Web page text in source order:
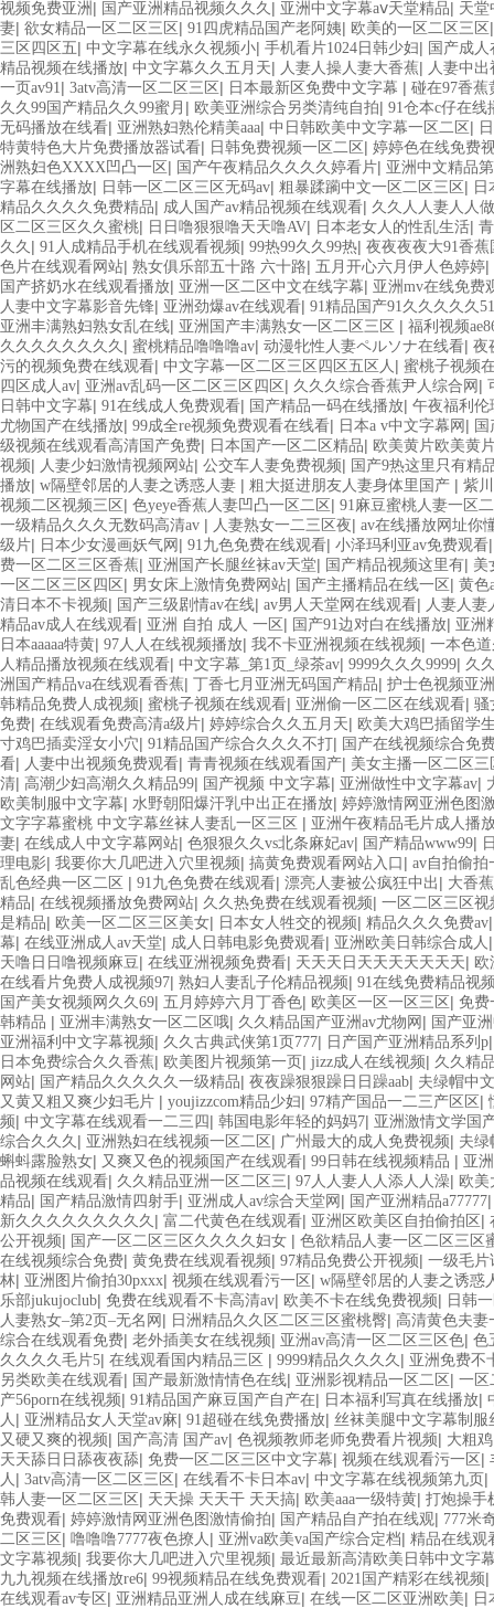
视频免费亚洲 | 国产亚洲精品视频久久久 | 亚洲中文字幕aⅴ天堂精品| 天堂
妻| 欲女精品一区二区三区 | 91四虎精品国产老阿姨| 欧美的一区二区三区
三区四区五| 中文字幕在线永久视频小| 手机看片1024日韩少妇| 国产成
精品视频在线播放| 中文字幕久久五月天| 人妻人操人妻大香蕉| 人妻中
一页av91| 3atv高清一区二区三区 | 日本最新区免费中文字幕 | 碰在97香蕉
久久99国产精品久久99蜜月 | 欧美亚洲综合另类清纯自拍| 91仓本c仔在线
无码播放在线看| 亚洲熟妇熟伦精美aaa| 中日韩欧美中文字幕一区二区 |
特黄特色大片免费播放器试看| 日韩免费视频一区二区 | 婷婷色在线免费
洲熟妇色XXXX凹凸一区 | 国产午夜精品久久久久婷看片| 亚洲中文精品
字幕在线播放| 日韩一区二区三区无码av| 粗暴蹂躏中文一区二区三区 | 日
精品久久久久免费精品| 成人国产av精品视频在线观看| 久久人人妻人人
区二区三区久久蜜桃| 日日噜狠狠噜天天噜AV| 日本老女人的性乱生活|
久久 | 91人成精品手机在线观看视频| 99热99久久99热| 夜夜夜夜大91香蕉
色片在线观看网站| 熟女俱乐部五十路 六十路| 五月开心六月伊人色婷婷|
国产挤奶水在线观看播放| 亚洲一区二区中文在线字幕| 亚洲mv在线免费
人妻中文字幕影音先锋| 亚洲劲爆av在线观看| 91精品国产91久久久久久51
亚洲丰满熟妇熟女乱在线| 亚洲国产丰满熟女一区二区三区 | 福利视频
久久久久久久久久 | 蜜桃精品噜噜噜av| 动漫牝性人妻ペルソナ在线看| 夜
污的视频免费在线观看| 中文字幕一区二区三区四区五区人 | 蜜桃子视频
四区成人av| 亚洲av乱码一区二区三区四区 | 久久久综合香蕉尹人综合网 |
日韩中文字幕| 91在线成人免费观看| 国产精品一码在线播放| 午夜福利伦
尤物国产在线播放| 99成全re视频免费观看在线看| 日本a v中文字幕网 |
级视频在线观看高清国产免费| 日本国产一区二区精品| 欧美黄片欧美黄
视频| 人妻少妇激情视频网站| 公交车人妻免费视频| 国产9热这里只有精
播放| w隔壁邻居的人妻之诱惑人妻 | 粗大挺进朋友人妻身体里国产 | 紫
视频二区视频三区 | 色yeye香蕉人妻凹凸一区二区 | 91麻豆蜜桃人妻一区
一级精品久久久无数码高清av | 人妻熟女一二三区夜| av在线播放网址你
级片| 日本少女漫画妖气网 | 91九色免费在线观看| 小泽玛利亚av免费观看
费一区二区三区香蕉| 亚洲国产长腿丝袜av天堂| 国产精品视频这里有| 美
一区二区三区四区 | 男女床上激情免费网站| 国产主播精品在线一区 | 黄色
清日本不卡视频| 国产三级剧情av在线| av男人天堂网在线观看| 人妻人妻
精品av成人在线观看| 亚洲 自拍 成人 一区 | 国产91边对白在线播放| 亚洲
日本aaaaa特黄| 97人人在线视频播放| 我不卡亚洲视频在线视频| 一本色
人精品播放视频在线观看| 中文字幕_第1页_绿茶av| 9999久久久9999| 久
洲国产精品va在线观看香蕉| 丁香七月亚洲无码国产精品| 护士色视频亚
韩精品免费人成视频| 蜜桃子视频在线观看| 亚洲偷一区二区在线观看| 骚
免费| 在线观看免费高清a级片| 婷婷综合久久五月天| 欧美大鸡巴插留学
寸鸡巴插卖淫女小穴| 91精品国产综合久久久不打| 国产在线视频综合免
看| 人妻中出视频免费观看| 青青视频在线观看国产| 美女主播一区二区三
清| 高潮少妇高潮久久精品99| 国产视频 中文字幕| 亚洲做性中文字幕av|
欧美制服中文字幕| 水野朝阳爆汗乳中出正在播放| 婷婷激情网亚洲色图
文字字幕蜜桃 中文字幕丝袜人妻乱一区三区 | 亚洲午夜精品毛片成人播
妻| 在线成人中文字幕网站| 色狠狠久久vs北条麻妃av| 国产精品www99|
理电影| 我要你大几吧进入穴里视频| 搞黄免费观看网站入口 | av自拍偷拍
乱色经典一区二区 | 91九色免费在线观看| 漂亮人妻被公疯狂中出 | 大香
精品| 在线视频播放免费网站| 久久热免费在线观看视频| 一区二区三区视
是精品| 欧美一区二区三区美女| 日本女人牲交的视频| 精品久久久免费av
幕| 在线亚洲成人av天堂| 成人日韩电影免费观看| 亚洲欧美日韩综合成人
天噜日日噜视频麻豆| 在线亚洲视频免费看| 天天天日天天天天天天天|
在线看片免费人成视频97| 熟妇人妻乱子伦精品视频| 91在线免费精品视
国产美女视频网久久69| 五月婷婷六月丁香色| 欧美区一区一区三区 | 免费
韩精品 | 亚洲丰满熟女一区二区哦| 久久精品国产亚洲av尤物网 | 国产亚
亚洲福利中文字幕视频| 久久古典武侠第1页777| 日产国产亚洲精品系列p
日本免费综合久久香蕉| 欧美图片视频第一页 | jizz成人在线视频| 久久精
网站| 国产精品久久久久久一级精品| 夜夜躁狠狠躁日日躁aab| 夫绿帽中
又黄又粗又爽少妇毛片 | youjizzcom精品少妇| 97精产国品一二三产区区 |
频| 中文字幕在线观看一二三四 | 韩国电影年轻的妈妈7| 亚洲激情文学国
综合久久久 | 亚洲熟妇在线视频一区二区 | 广州最大的成人免费视频| 夫绿
蝌蚪露脸熟女| 又爽又色的视频国产在线观看| 99日韩在线视频精品 | 亚
品视频在线观看| 久久精品亚洲一区二区三| 97人人妻人人添人人澡| 欧
精品| 国产精品激情四射手| 亚洲成人av综合天堂网 | 国产亚洲精品a77777
新久久久久久久久久久 | 富二代黄色在线观看| 亚洲区欧美区自拍偷拍区 |
公开视频| 国产一区二区三区久久久久妇女 | 色欲精品人妻一区二区三区
在线视频综合免费| 黄免费在线观看视频| 97精品免费公开视频| 一级毛片
林| 亚洲图片偷拍30pxxx| 视频在线观看污一区 | w隔壁邻居的人妻之诱惑
乐部jukujoclub| 免费在线观看不卡高清av| 欧美不卡在线免费视频| 日韩
人妻熟女–第2页–无名网 | 日洲精品久久区二区三区蜜桃臀| 高清黄色夫妻
综合在线观看免费| 老外插美女在线视频| 亚洲av高清一区二区三区色| 色
久久久久毛片5| 在线观看国内精品三区 | 9999精品久久久久 | 亚洲免费不
另类欧美在线观看| 国产最新激情情色在线| 亚洲影视精品一区二区 | 一区
产56porn在线视频| 91精品国产麻豆国产自产在| 日本福利写真在线播放|
人 | 亚洲精品女人天堂av麻| 91超碰在线免费播放| 丝袜美腿中文字幕制服
又硬又爽的视频| 国产高清 国产av| 色视频教师老师免费看片视频| 大粗
天天舔日日舔夜夜舔| 免费一区二区三区中文字幕| 视频在线观看污一区 |
人 | 3atv高清一区二区三区 | 在线看不卡日本av| 中文字幕在线视频第九页 |
韩人妻一区二区三区 | 天天操 天天干 天天搞| 欧美aaa一级特黄| 打炮操手
免费观看| 婷婷激情网亚洲色图激情偷拍| 国产精品自产拍在线观| 777米
二区三区 | 噜噜噜7777夜色撩人 | 亚洲va欧美va国产综合定档| 精品在线观
文字幕视频| 我要你大几吧进入穴里视频| 最近最新高清欧美日韩中文字
九九视频在线播放re6| 99视频精品在线免费观看| 2021国产精彩在线视频|
在线观看av专区 | 亚洲精品亚洲人成在线麻豆| 在线一区二区亚洲欧美|